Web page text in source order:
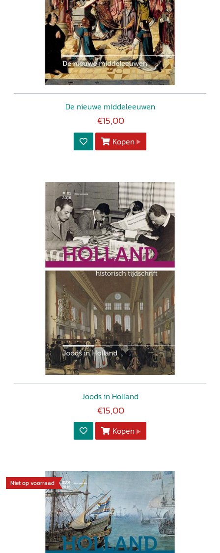
De nieuwe middeleeuwen
€15,00
Kopen
Joods in Holland
€15,00
Kopen
Niet op voorraad